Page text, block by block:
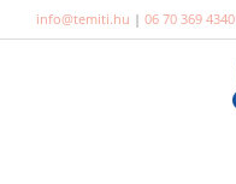
to
info@temiti.hu | 06 70 369 4340